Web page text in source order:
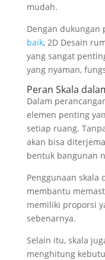
mudah.
Dengan dukungan
baik, 2D Desain
yang sangat
yang nyaman,
Peran Skala
Dalam
elemen penting
setiap ruang.
akan bisa
bentuk bangunan
Penggunaan skala
membantu
memiliki proporsi
sebenarnya.
Selain itu, skala
menghitung